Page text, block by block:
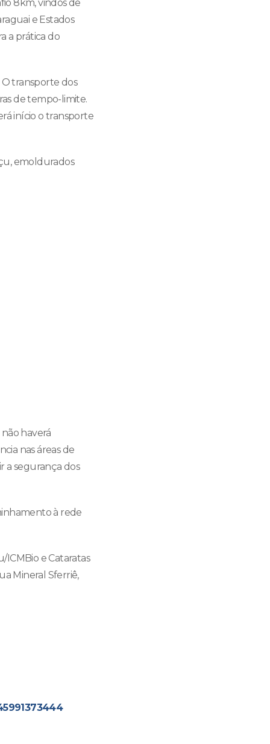
8km, vindos de
e Estados
a prática do
O transporte dos
de tempo-limite.
início o transporte
emoldurados
haverá
nas áreas de
a segurança dos
à rede
ICMBio e Cataratas
Mineral Sferriê,